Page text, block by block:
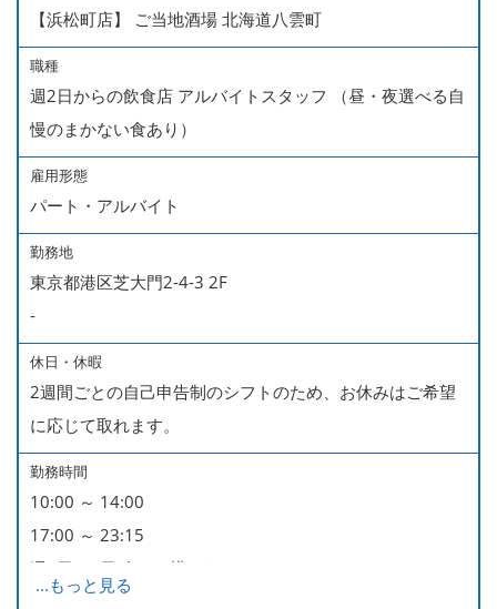
【浜松町店】 ご当地酒場 北海道八雲町
職種
週2日からの飲食店 アルバイトスタッフ （昼・夜選べる自
慢のまかない食あり）
雇用形態
パート・アルバイト
勤務地
東京都港区芝大門2-4-3 2F
-
休日・休暇
2週間ごとの自己申告制のシフトのため、お休みはご希望
に応じて取れます。
勤務時間
10:00 ～ 14:00
17:00 ～ 23:15
週2日・1日4h～で構いません。
...もっと見る